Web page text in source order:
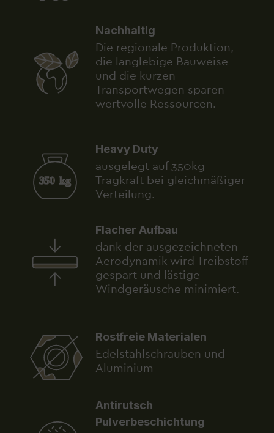
Nachhaltig
Die regionale Produktion,
die langlebige Bauweise
und die kurzen
Transportwegen sparen
wertvolle Ressourcen.
Heavy Duty
ausgelegt auf 350kg
Tragkraft bei gleichmäßiger
Verteilung.
Flacher Aufbau
dank der ausgezeichneten
Aerodynamik wird Treibstoff
gespart und lästige
Windgeräusche minimiert.
Rostfreie Materialen
Edelstahlschrauben und
Aluminium
Antirutsch
Pulverbeschichtung